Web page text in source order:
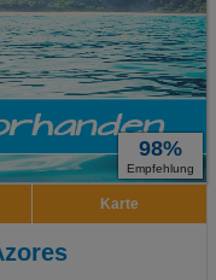
98%
Empfehlung
Karte